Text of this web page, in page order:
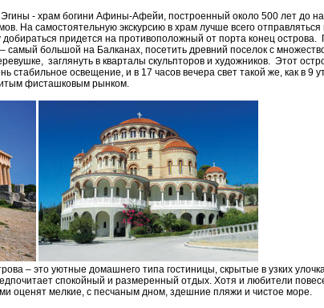
- храм богини Афины-Афейи, построенный около 500 лет до
На самостоятельную экскурсию в храм лучше всего отправляться
добираться придется на противоположный от порта конец
самый большой на Балканах, посетить древний поселок с
заглянуть в кварталы скульпторов и художников. Этот
стабильное освещение, и в 17 часов вечера свет такой же, как в 9
фисташковым рынком.
– это уютные домашнего типа гостиницы, скрытые в узких
спокойный и размеренный отдых. Хотя и любители
оценят мелкие, с песчаным дном, здешние пляжи и чистое море.